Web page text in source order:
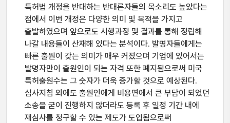
특허법 개정을 반대하는 반대론자들의 목소리도 높았다는
점에서 이번 개정은 다양한 의미 및 목적을 가지고
출발하였으며 앞으로도 시행과정 및 결과를 통해 정립해
나갈 내용들이 산재해 있다는 분석이다. 발명자들에게는
빠른 출원이 갖는 의미가 매우 커졌으며 기업에 있어서는
발명자만이 출원인이 되는 자격 또한 폐지됨으로써 미국
특허출원수는 그 숫자가 더욱 증가할 것으로 예상된다.
심사지침 외에도 출원인에게 비용면에서 큰 부담이 되었던
소송을 굳이 진행하지 않더라도 등록 후 일정 기간 내에
재심사를 청구할 수 있는 제도가 도입됨으로써